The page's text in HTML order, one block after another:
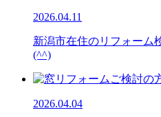
2026.04.11
新潟市在住のリフォーム
(^^)
2026.04.04